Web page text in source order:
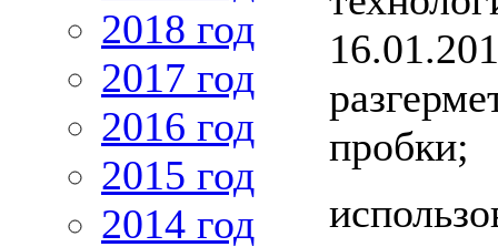
2018 год
2017 год
2016 год
2015 год
2014 год
пробки;